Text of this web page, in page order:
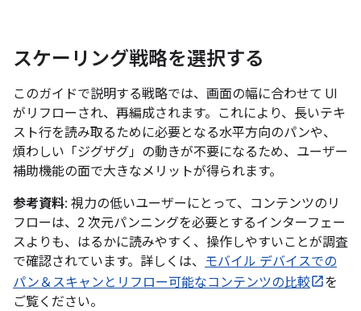
スケーリング戦略を選択する
このガイドで説明する戦略では、画面の幅に合わせて UI
がリフローされ、再編成されます。これにより、長いテキ
スト行を読み取るために必要となる水平方向のパンや、
煩わしい「ジグザグ」の動きが不要になるため、ユーザー
補助機能の面で大きなメリットが得られます。
参考資料: 視力の低いユーザーにとって、コンテンツのリ
フローは、2 次元パンニングを必要とするインターフェー
スよりも、はるかに読みやすく、操作しやすいことが調査
で確認されています。詳しくは、 モバイル デバイスでの
パン＆スキャンとリフロー可能なコンテンツの比較
を
ご覧ください。